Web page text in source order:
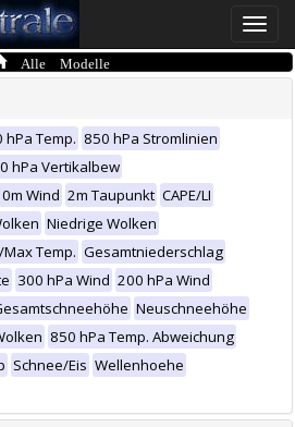
Toggle
Alle Modelle
hPa Temp. 850 hPa Stromlinien
hPa Vertikalbew
Wind 2m Taupunkt CAPE/LI
Niedrige Wolken
Temp. Gesamtniederschlag
300 hPa Wind 200 hPa Wind
Neuschneehöhe
850 hPa Temp. Abweichung
Schnee/Eis Wellenhoehe